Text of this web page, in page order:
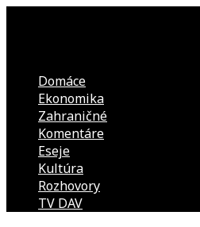
DAV
DVA
kultúrno-
Domáce
Ekonomika
Zahraničné
Komentáre
Eseje
Kultúra
Rozhovory
TV DAV